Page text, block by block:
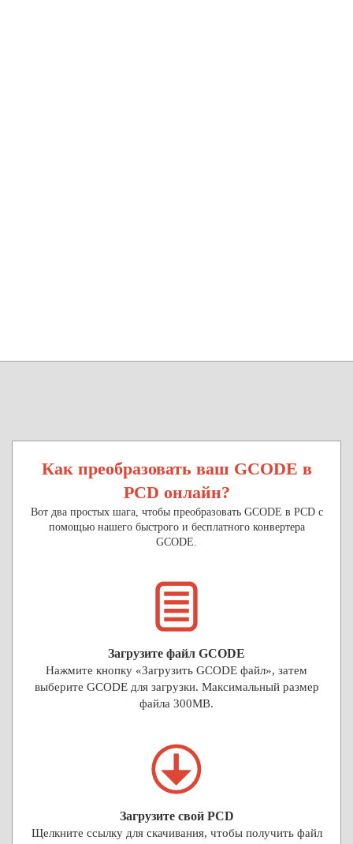
Как преобразовать ваш GCODE в
PCD онлайн?
Вот два простых шага, чтобы преобразовать GCODE в PCD с
помощью нашего быстрого и бесплатного конвертера
GCODE.
Загрузите файл GCODE
Нажмите кнопку «Загрузить GCODE файл», затем
выберите GCODE для загрузки. Максимальный размер
файла 300MB.
Загрузите свой PCD
Щелкните ссылку для скачивания, чтобы получить файл